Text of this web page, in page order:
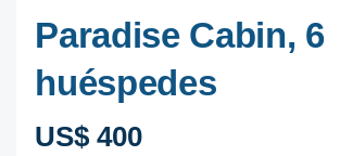
Paradise Cabin, 6
huéspedes
US$ 400